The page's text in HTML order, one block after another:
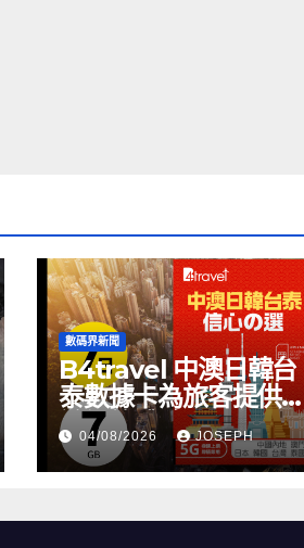
數碼界新聞
B4travel 中澳日韓台
泰數據卡為旅客提供無
縫網絡體驗
04/08/2026 JOSEPH